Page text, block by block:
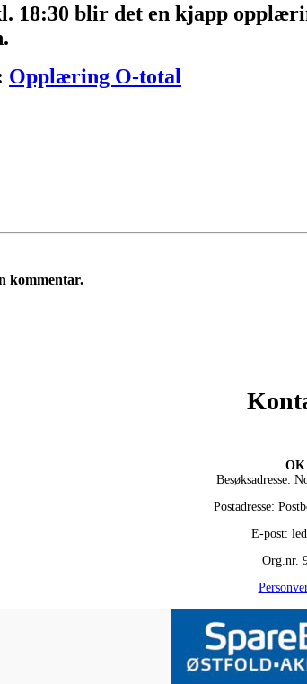
18:30 blir det en kjapp
Opplæring O-total
kommentar.
OK
Besøksadresse:
Postadresse:
E-post:
Org.nr.